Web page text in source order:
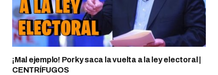
¡Mal ejemplo! Porky saca la vuelta a la ley electoral |
CENTRÍFUGOS